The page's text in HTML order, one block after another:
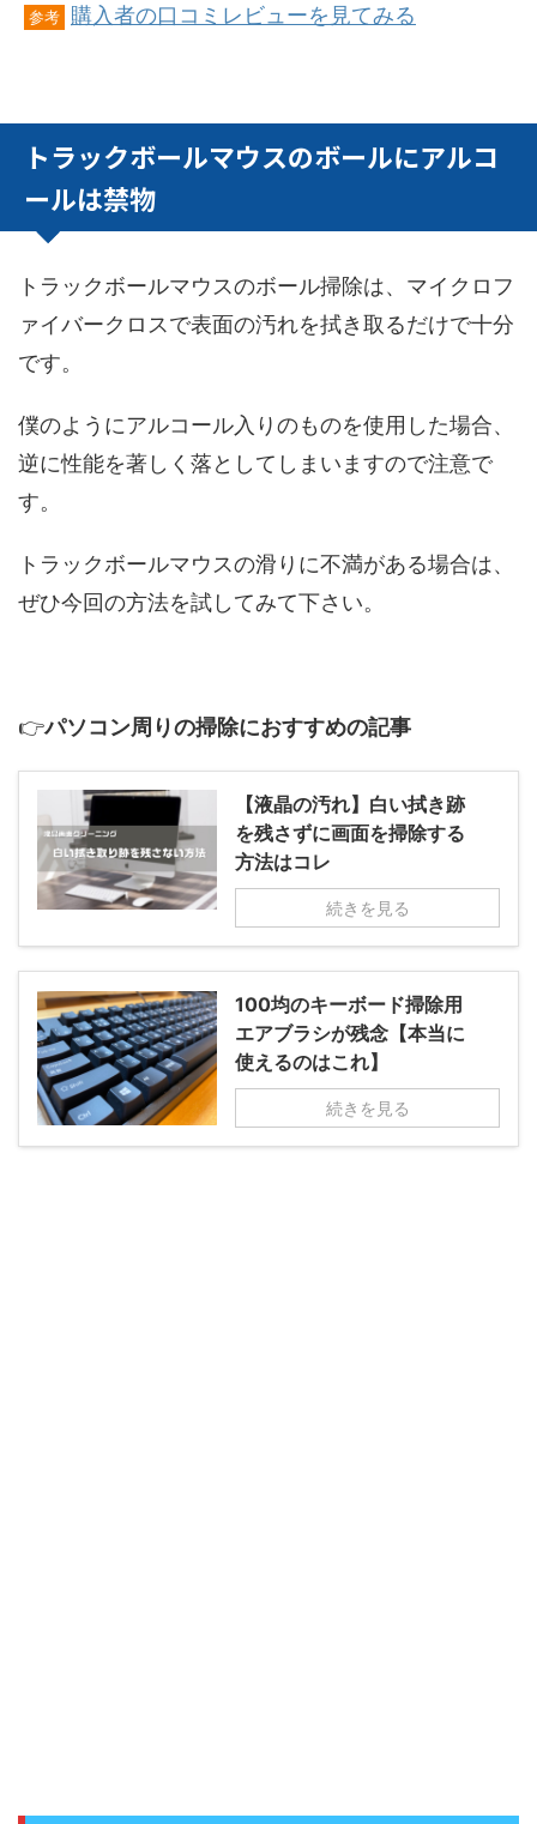
参考 購入者の口コミレビューを見てみる
トラックボールマウスのボールにアルコ
ールは禁物
トラックボールマウスのボール掃除は、マイクロフ
ァイバークロスで表面の汚れを拭き取るだけで十分
です。
僕のようにアルコール入りのものを使用した場合、
逆に性能を著しく落としてしまいますので注意で
す。
トラックボールマウスの滑りに不満がある場合は、
ぜひ今回の方法を試してみて下さい。
👉パソコン周りの掃除におすすめの記事
【液晶の汚れ】白い拭き跡
を残さずに画面を掃除する
方法はコレ
続きを見る
100均のキーボード掃除用
エアブラシが残念【本当に
使えるのはこれ】
続きを見る